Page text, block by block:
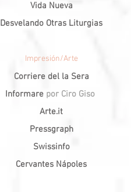
Vida Nueva
Desvelando Otras Liturgias
Impresión/Arte
Corriere del la Sera
Informare por Ciro Giso
Arte.it
Pressgraph
Swissinfo
Cervantes Nápoles